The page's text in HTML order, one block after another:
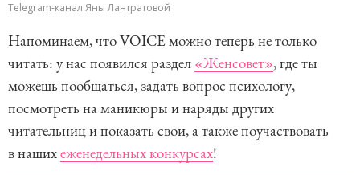
Telegram-канал Яны Лантратовой
Напоминаем, что VOICE можно теперь не только
читать: у нас появился раздел «Женсовет», где ты
можешь пообщаться, задать вопрос психологу,
посмотреть на маникюры и наряды других
читательниц и показать свои, а также поучаствовать
в нашихеженедельных конкурсах!